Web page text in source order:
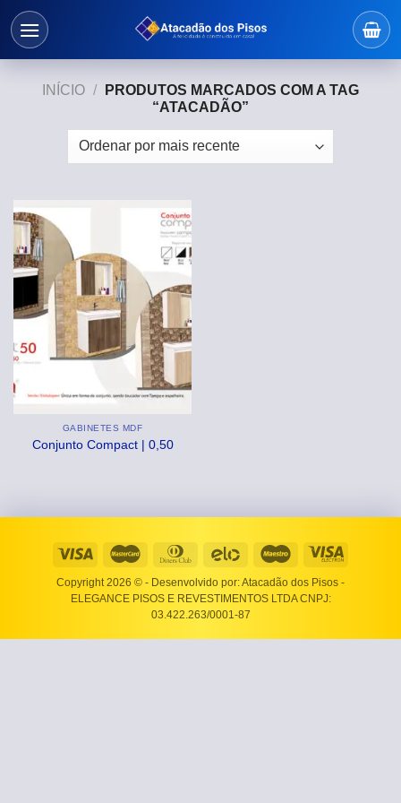
Skip
INÍCIO /
PRODUTOS MARCADOS COM A TAG
“ATACADÃO”
GABINETES MDF
Conjunto Compact | 0,50
Copyright 2026 © - Desenvolvido por: Atacadão dos Pisos -
ELEGANCE PISOS E REVESTIMENTOS LTDA CNPJ:
03.422.263/0001-87